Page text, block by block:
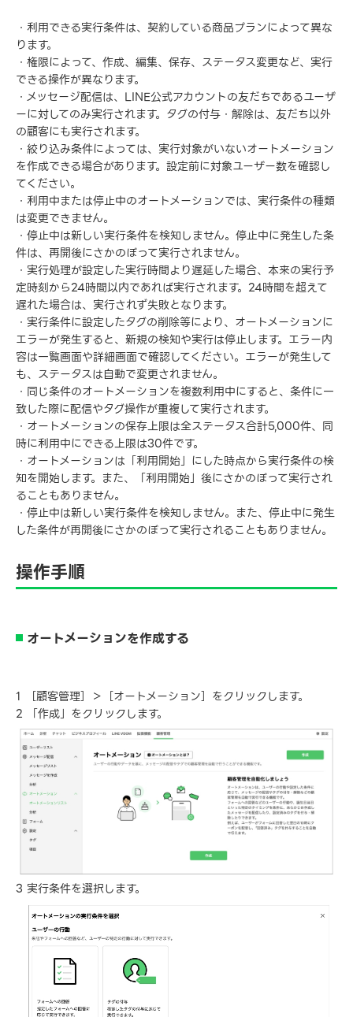
・利用できる実行条件は、契約している商品プランによって異な
ります。
・権限によって、作成、編集、保存、ステータス変更など、実行
できる操作が異なります。
・メッセージ配信は、LINE公式アカウントの友だちであるユーザ
ーに対してのみ実行されます。タグの付与・解除は、友だち以外
の顧客にも実行されます。
・絞り込み条件によっては、実行対象がいないオートメーション
を作成できる場合があります。設定前に対象ユーザー数を確認し
てください。
・利用中または停止中のオートメーションでは、実行条件の種類
は変更できません。
・停止中は新しい実行条件を検知しません。停止中に発生した条
件は、再開後にさかのぼって実行されません。
・実行処理が設定した実行時間より遅延した場合、本来の実行予
定時刻から24時間以内であれば実行されます。24時間を超えて
遅れた場合は、実行されず失敗となります。
・実行条件に設定したタグの削除等により、オートメーションに
エラーが発生すると、新規の検知や実行は停止します。エラー内
容は一覧画面や詳細画面で確認してください。エラーが発生して
も、ステータスは自動で変更されません。
・同じ条件のオートメーションを複数利用中にすると、条件に一
致した際に配信やタグ操作が重複して実行されます。
・オートメーションの保存上限は全ステータス合計5,000件、同
時に利用中にできる上限は30件です。
・オートメーションは「利用開始」にした時点から実行条件の検
知を開始します。また、「利用開始」後にさかのぼって実行され
ることもありません。
・停止中は新しい実行条件を検知しません。また、停止中に発生
した条件が再開後にさかのぼって実行されることもありません。
操作手順
オートメーションを作成する
1 ［顧客管理］＞［オートメーション］をクリックします。
2 「作成」をクリックします。
3 実行条件を選択します。